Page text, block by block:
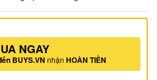
NGAY
BUYS.VN nhận HOÀN TIỀN